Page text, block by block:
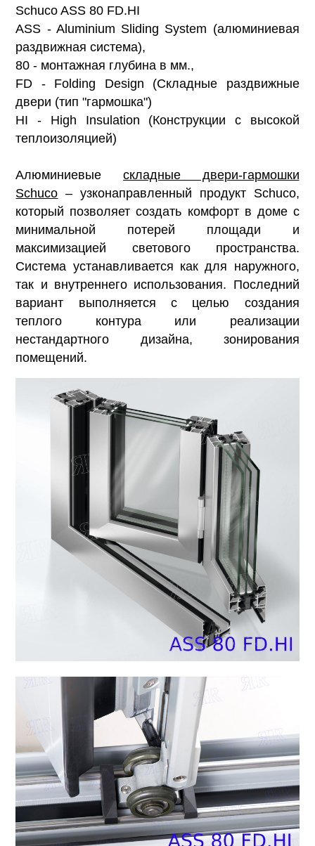
Schuco ASS 80 FD.HI
ASS - Aluminium Sliding System (алюминиевая
раздвижная система),
80 - монтажная глубина в мм.,
FD - Folding Design (Складные раздвижные
двери (тип "гармошка")
HI - High Insulation (Конструкции с высокой
теплоизоляцией)
Алюминиевые складные двери-гармошки
Schuco – узконаправленный продукт Schuco,
который позволяет создать комфорт в доме с
минимальной потерей площади и
максимизацией светового пространства.
Система устанавливается как для наружного,
так и внутреннего использования. Последний
вариант выполняется с целью создания
теплого контура или реализации
нестандартного дизайна, зонирования
помещений.